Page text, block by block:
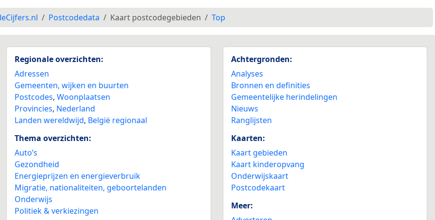
Postcodedata Kaart postcodegebieden Top
Regionale overzichten:
Adressen
Gemeenten, wijken en buurten
Postcodes,Woonplaatsen
Provincies, Nederland
Landen wereldwijd, België regionaal
Thema overzichten:
Auto’s
Gezondheid
Energieprijzen en energieverbruik
Migratie, nationaliteiten, geboortelanden
Onderwijs
Politiek & verkiezingen
Achtergronden:
Analyses
Bronnen en definities
Gemeentelijke herindelingen
Nieuws
Ranglijsten
Kaarten:
Kaart gebieden
Kaart kinderopvang
Onderwijskaart
Postcodekaart
Meer: